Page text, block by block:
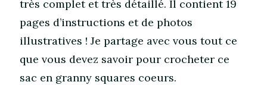
très complet et très détaillé. Il contient 19
pages d’instructions et de photos
illustratives ! Je partage avec vous tout ce
que vous devez savoir pour crocheter ce
sac en granny squares coeurs.